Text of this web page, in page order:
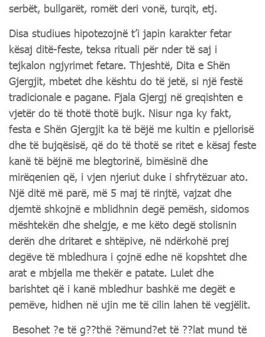
serbët, bullgarët, romët deri vonë, turqit, etj.
Disa studiues hipotezojnë t’i japin karakter fetar
kësaj ditë-feste, teksa rituali për nder të saj i
tejkalon ngjyrimet fetare. Thjeshtë, Dita e Shën
Gjergjit, mbetet dhe kështu do të jetë, si një festë
tradicionale e pagane. Fjala Gjergj në greqishten e
vjetër do të thotë thotë bujk. Nisur nga ky fakt,
festa e Shën Gjergjit ka të bëjë me kultin e pjellorisë
dhe të bujqësisë, që do të thotë se ritet e kësaj feste
kanë të bëjnë me blegtorinë, bimësinë dhe
mirëqenien që, i vjen njeriut duke i shfrytëzuar ato.
Një ditë më parë, më 5 maj të rinjtë, vajzat dhe
djemtë shkojnë e mblidhnin degë pemësh, sidomos
mështekën dhe shelgje, e me këto degë stolisnin
derën dhe dritaret e shtëpive, në ndërkohë prej
degëve të mbledhura i çojnë edhe në kopshtet dhe
arat e mbjella me thekër e patate. Lulet dhe
barishtet që i kanë mbledhur bashkë me degët e
pemëve, hidhen në ujin me të cilin lahen të vegjëlit.
Besohet ?e të g??thë ?ëmund?et të ??lat mund të